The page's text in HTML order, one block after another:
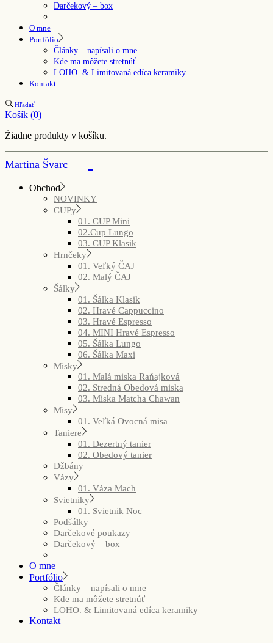
Darčekový – box
O mne
Portfólio
Články – napísali o mne
Kde ma môžete stretnúť
LOHO. & Limitovaná edíca keramiky
Kontakt
Hľadať
Košík (0)
Žiadne produkty v košíku.
Martina Švarc
Obchod
NOVINKY
CUPy
01. CUP Mini
02.Cup Lungo
03. CUP Klasik
Hrnčeky
01. Veľký ČAJ
02. Malý ČAJ
Šálky
01. Šálka Klasik
02. Hravé Cappuccino
03. Hravé Espresso
04. MINI Hravé Espresso
05. Šálka Lungo
06. Šálka Maxi
Misky
01. Malá miska Raňajková
02. Stredná Obedová miska
03. Miska Matcha Chawan
Misy
01. Veľká Ovocná misa
Taniere
01. Dezertný tanier
02. Obedový tanier
Džbány
Vázy
01. Váza Mach
Svietniky
01. Svietnik Noc
Podšálky
Darčekové poukazy
Darčekový – box
O mne
Portfólio
Články – napísali o mne
Kde ma môžete stretnúť
LOHO. & Limitovaná edíca keramiky
Kontakt